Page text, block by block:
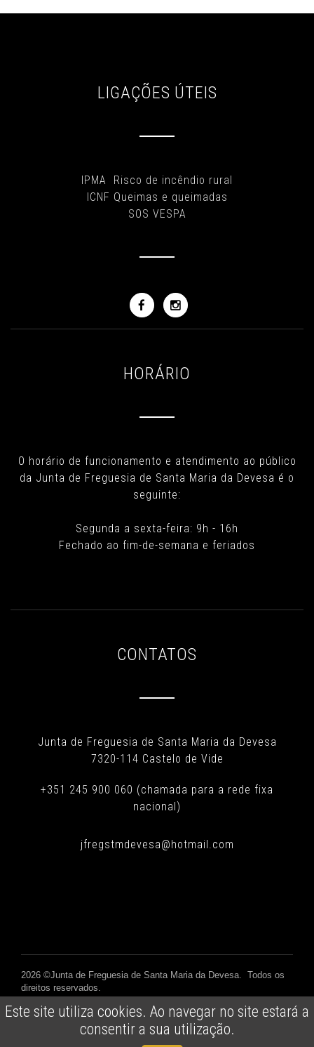
Este site utiliza cookies. Ao navegar no site estará a
consentir a sua utilização.
LIGAÇÕES ÚTEIS
IPMA Risco de incêndio rural
ICNF Queimas e queimadas
SOS VESPA
HORÁRIO
O horário de funcionamento e atendimento ao público
da Junta de Freguesia de Santa Maria da Devesa é o
seguinte:
Segunda a sexta-feira: 9h - 16h
Fechado ao fim-de-semana e feriados
CONTATOS
Junta de Freguesia de Santa Maria da Devesa
7320-114 Castelo de Vide
+351 245 900 060 (chamada para a rede fixa
nacional)
jfregstmdevesa@hotmail.com
2026 ©Junta de Freguesia de Santa Maria da Devesa. Todos os
direitos reservados.